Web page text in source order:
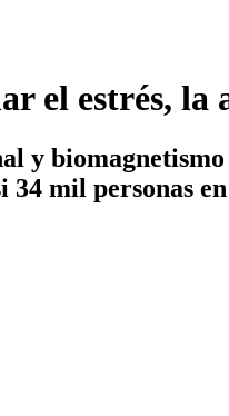
estrés, la
y
mil personas